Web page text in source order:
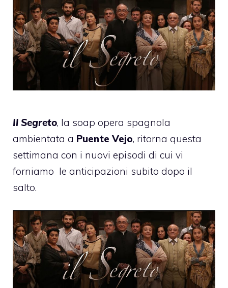
Il Segreto, la soap opera spagnola
ambientata a Puente Vejo, ritorna questa
settimana con i nuovi episodi di cui vi
forniamo le anticipazioni subito dopo il
salto.